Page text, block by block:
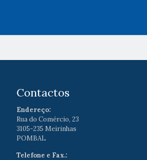
Contactos
Endereço:
Rua do Comércio, 23
3105-235 Meirinhas
POMBAL
Telefone e Fax.: